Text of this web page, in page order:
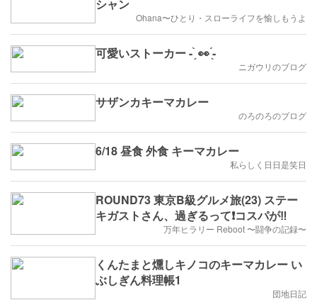
シャン
Ohana〜ひとり・スローライフを愉しもうよ
可愛いストーカー - ̗̀ 👀 ̖́-
ニガウリのブログ
サザンカキーマカレー
のろのろのブログ
6/18 昼食 外食 キーマカレー
私らしく日日是笑日
ROUND73 東京B級グルメ旅(23) ステー
キガストさん、過ぎるって❗️コスパが‼️
万年ヒラリー Reboot 〜闘争の記録〜
くんたまと燻しキノコのキーマカレー い
ぶしぎん料理帳1
団地日記